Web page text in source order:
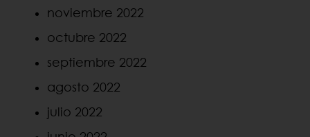
noviembre 2022
octubre 2022
septiembre 2022
agosto 2022
julio 2022